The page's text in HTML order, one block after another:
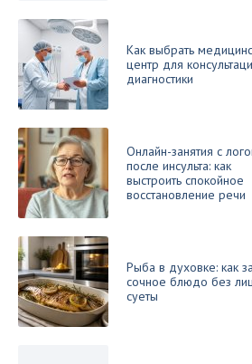
Как выбрать
центр для
диагностики
Онлайн-занятия с
после инсульта: как
выстроить спокойное
восстановление речи
Рыба в духовке: как
сочное блюдо без
суеты